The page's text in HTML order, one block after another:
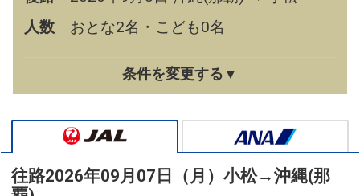
人数
おとな2名・こども0名
条件を変更する▼
往路2026年09月07日（月） 小松→沖縄(那